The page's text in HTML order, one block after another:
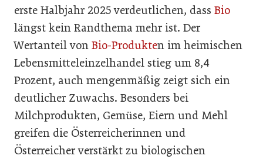
erste Halbjahr 2025 verdeutlichen, dass Bio
längst kein Randthema mehr ist. Der
Wertanteil von Bio-Produkten im heimischen
Lebensmitteleinzelhandel stieg um 8,4
Prozent, auch mengenmäßig zeigt sich ein
deutlicher Zuwachs. Besonders bei
Milchprodukten, Gemüse, Eiern und Mehl
greifen die Österreicherinnen und
Österreicher verstärkt zu biologischen